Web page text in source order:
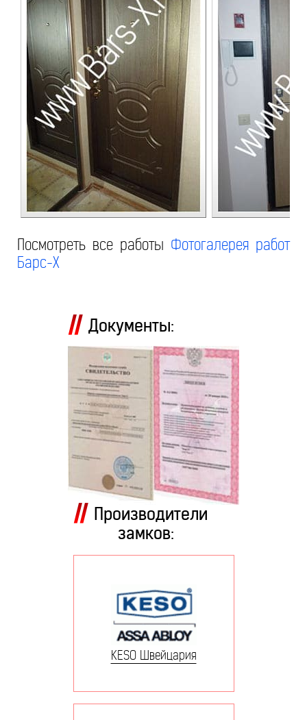
Посмотреть все работы Фотогалерея работ
Барс-Х
Документы:
Производители
замков:
KESO Швейцария